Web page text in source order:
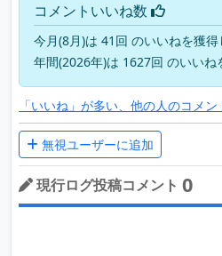
コメントいいね数
今月(8月)は 41回 のいいねを獲得
年間(2026年)は 1627回 のいいね
「いいね」が多い、他の人のコメン
無視ユーザーに追加
現行ログ投稿コメント 0